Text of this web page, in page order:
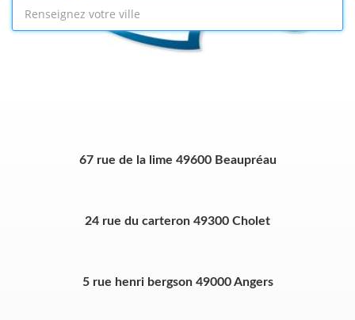
67 rue de la lime 49600 Beaupréau
24 rue du carteron 49300 Cholet
5 rue henri bergson 49000 Angers